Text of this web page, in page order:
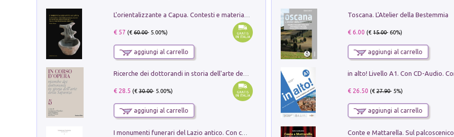
€ 57 (€60.00- 5.00%)
aggiungi al carrello
Ricerche dei dottorandi in storia dell'arte della Sapienza
€ 28.5 (€30.00- 5.00%)
aggiungi al carrello
I monumenti funerari del Lazio antico. Con cartella con tavole
Toscana. L'Atelier della Bestemmia
€ 6.00 (€15.00- 60%)
aggiungi al carrello
€ 26.50 (€27.90- 5%)
aggiungi al carrello